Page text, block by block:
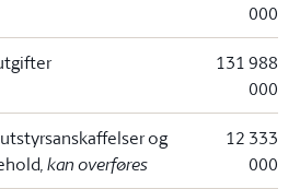
000
131 988
000
og
, kan overføres
12 333
000